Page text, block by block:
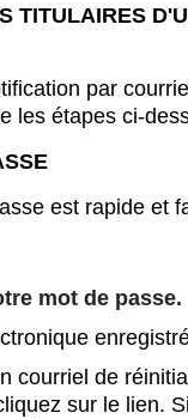
TITULAIRES
par
les étapes ci-
est rapide et
mot de passe.
courriel de
sur le lien.